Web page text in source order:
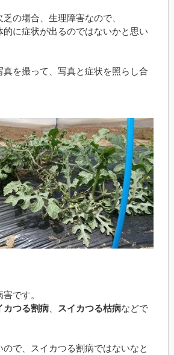
の場合、生理障害なので、
的に症状が出るのではないかと思い
真を撮って、写真と症状を照らし合
です。
カつる割病、 スイカつる枯病などで
で、スイカつる割病ではないなと